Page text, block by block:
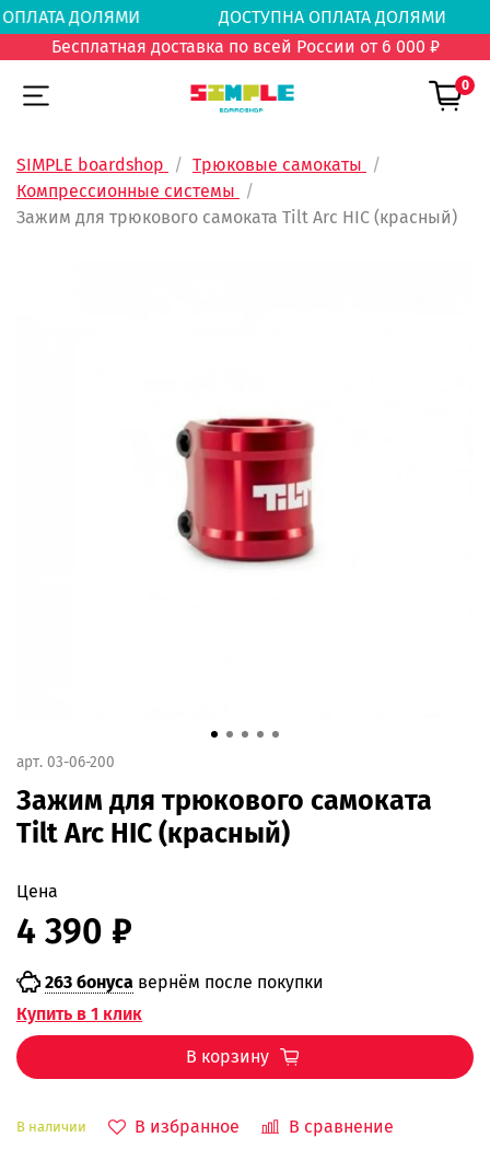
ОПЛАТА ДОЛЯМИ
ДОСТУПНА ОПЛАТА
Бесплатная доставка по всей России от 6 000 ₽
0
SIMPLE boardshop
Трюковые самокаты
Компрессионные системы
Зажим для трюкового самоката Tilt Arc HIC (красный)
арт. 03-06-200
Зажим для трюкового самоката
Tilt Arc HIC (красный)
В наличии В избранное В сравнение
Цена
4 390 ₽
263 бонуса вернём после покупки
Купить в 1 клик
В корзину